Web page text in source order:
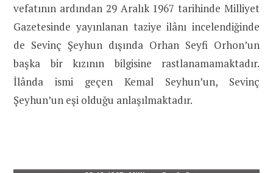
vefatının ardından 29 Aralık 1967 tarihinde Milliyet
Gazetesinde yayınlanan taziye ilânı incelendiğinde
de Sevinç Şeyhun dışında Orhan Seyfi Orhon’un
başka bir kızının bilgisine rastlanamamaktadır.
İlânda ismi geçen Kemal Seyhun’un, Sevinç
Şeyhun’un eşi olduğu anlaşılmaktadır.